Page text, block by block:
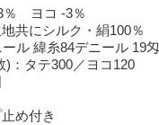
％ ヨコ -3％
共にシルク・絹100％
ル 緯糸84デニール 19匁
)：タテ300／ヨコ120
め付き